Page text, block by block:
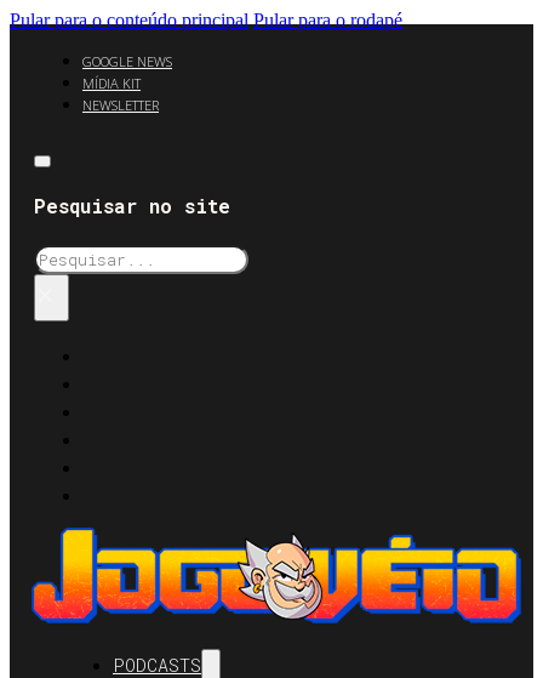
Pular para o conteúdo principal Pular para o rodapé
GOOGLE NEWS
MÍDIA KIT
NEWSLETTER
Pesquisar no site
Pesquisar
PODCASTS